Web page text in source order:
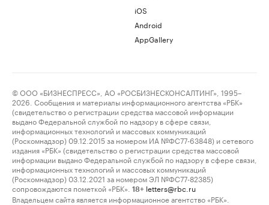
iOS
Android
AppGallery
© ООО «БИЗНЕСПРЕСС», АО «РОСБИЗНЕСКОНСАЛТИНГ», 1995–
2026. Сообщения и материалы информационного агентства «РБК»
(свидетельство о регистрации средства массовой информации
выдано Федеральной службой по надзору в сфере связи,
информационных технологий и массовых коммуникаций
(Роскомнадзор) 09.12.2015 за номером ИА №ФС77-63848) и сетевого
издания «РБК» (свидетельство о регистрации средства массовой
информации выдано Федеральной службой по надзору в сфере связи,
информационных технологий и массовых коммуникаций
(Роскомнадзор) 03.12.2021 за номером ЭЛ №ФС77-82385)
сопровождаются пометкой «РБК».
18+ letters@rbc.ru
Владельцем сайта является информационное агентство «РБК».